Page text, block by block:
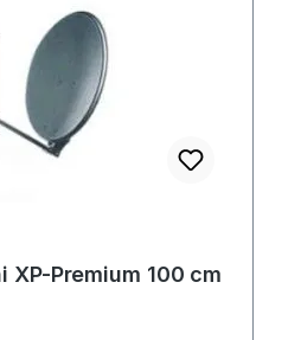
XP-Premium 100 cm